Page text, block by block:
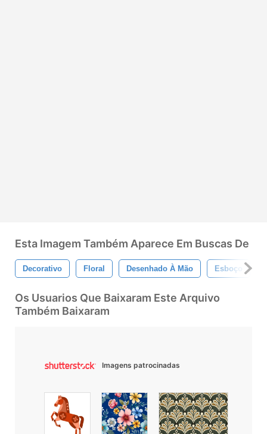
Esta Imagem Também Aparece Em Buscas De
Decorativo Floral Desenhado À Mão Esboço
Os Usuarios Que Baixaram Este Arquivo
Também Baixaram
Imagens patrocinadas